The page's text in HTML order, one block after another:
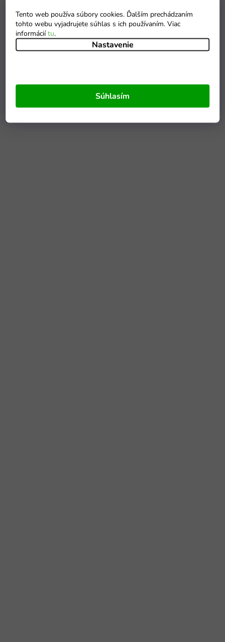
Tento web používa súbory cookies. Ďalším prechádzaním
tohto webu vyjadrujete súhlas s ich používaním. Viac
informáciítu.
Nastavenie
Súhlasím